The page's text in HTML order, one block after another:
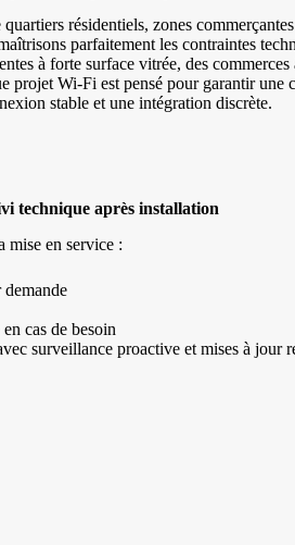
résidentiels, zones
parfaitement les contraintes
à forte surface vitrée, des
projet Wi-Fi est pensé pour garantir une
stable et une intégration discrète.
technique après installation
mise en service :
demande
cas de besoin
surveillance proactive et mises à jour